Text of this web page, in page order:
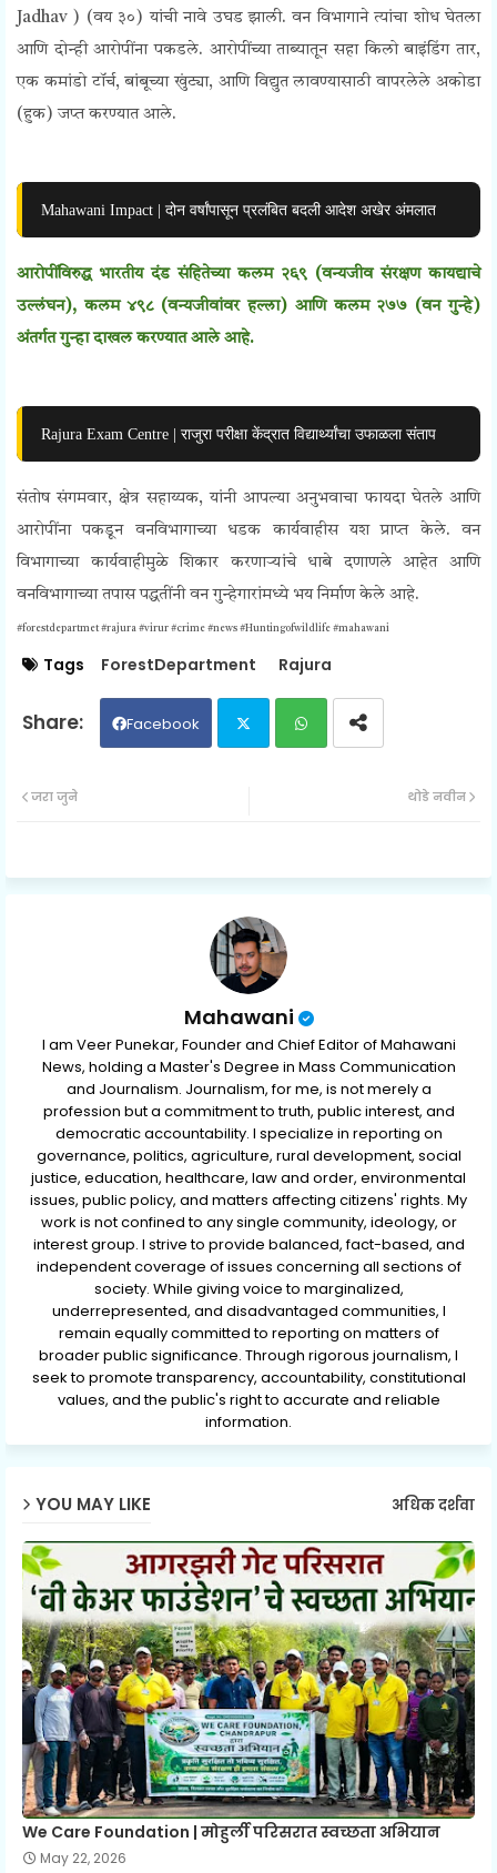
Jadhav ) (वय ३०) यांची नावे उघड झाली. वन विभागाने त्यांचा शोध घेतला
आणि दोन्ही आरोपींना पकडले. आरोपींच्या ताब्यातून सहा किलो बाइंडिंग तार,
एक कमांडो टॉर्च, बांबूच्या खुंट्या, आणि विद्युत लावण्यासाठी वापरलेले अकोडा
(हुक) जप्त करण्यात आले.
Mahawani Impact | दोन वर्षांपासून प्रलंबित बदली आदेश अखेर अंमलात
आरोपींविरुद्ध भारतीय दंड संहितेच्या कलम २६९ (वन्यजीव संरक्षण कायद्याचे
उल्लंघन), कलम ४९८ (वन्यजीवांवर हल्ला) आणि कलम २७७ (वन गुन्हे)
अंतर्गत गुन्हा दाखल करण्यात आले आहे.
Rajura Exam Centre | राजुरा परीक्षा केंद्रात विद्यार्थ्यांचा उफाळला संताप
संतोष संगमवार, क्षेत्र सहाय्यक, यांनी आपल्या अनुभवाचा फायदा घेतले आणि
आरोपींना पकडून वनविभागाच्या धडक कार्यवाहीस यश प्राप्त केले. वन
विभागाच्या कार्यवाहीमुळे शिकार करणाऱ्यांचे धाबे दणाणले आहेत आणि
वनविभागाच्या तपास पद्धतींनी वन गुन्हेगारांमध्ये भय निर्माण केले आहे.
#forestdepartmet #rajura #virur #crime #news #Huntingofwildlife #mahawani
Tags ForestDepartment Rajura
Facebook
ap
थोडे नवीन
जरा जुने
Mahawani
I am Veer Punekar, Founder and Chief Editor of Mahawani
News, holding a Master's Degree in Mass Communication
and Journalism. Journalism, for me, is not merely a
profession but a commitment to truth, public interest, and
democratic accountability. I specialize in reporting on
governance, politics, agriculture, rural development, social
justice, education, healthcare, law and order, environmental
issues, public policy, and matters affecting citizens' rights. My
work is not confined to any single community, ideology, or
interest group. I strive to provide balanced, fact-based, and
independent coverage of issues concerning all sections of
society. While giving voice to marginalized,
underrepresented, and disadvantaged communities, I
remain equally committed to reporting on matters of
broader public significance. Through rigorous journalism, I
seek to promote transparency, accountability, constitutional
values, and the public's right to accurate and reliable
information.
YOU MAY LIKE अधिक दर्शवा
We Care Foundation | मोहुर्ली परिसरात स्वच्छता अभियान
May 22, 2026